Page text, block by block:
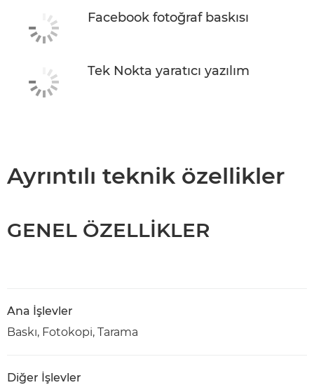
Facebook fotoğraf baskısı
Tek Nokta yaratıcı yazılım
Ayrıntılı teknik özellikler
GENEL ÖZELLİKLER
Ana İşlevler
Baskı, Fotokopi, Tarama
Diğer İşlevler